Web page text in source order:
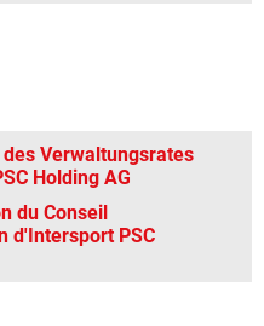
Verwaltungsrates
Holding AG
du Conseil
d'Intersport PSC